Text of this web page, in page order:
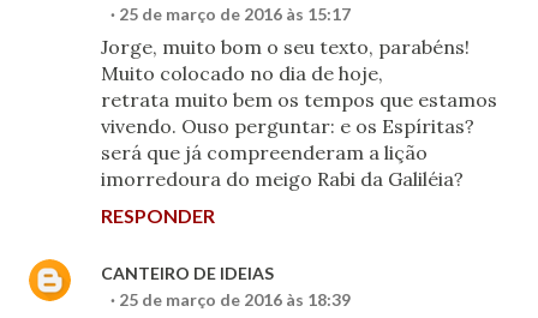
25 de março de 2016 às 15:17
Jorge, muito bom o seu texto, parabéns!
Muito colocado no dia de hoje,
retrata muito bem os tempos que estamos
vivendo. Ouso perguntar: e os Espíritas?
será que já compreenderam a lição
imorredoura do meigo Rabi da Galiléia?
RESPONDER
CANTEIRO DE IDEIAS
25 de março de 2016 às 18:39